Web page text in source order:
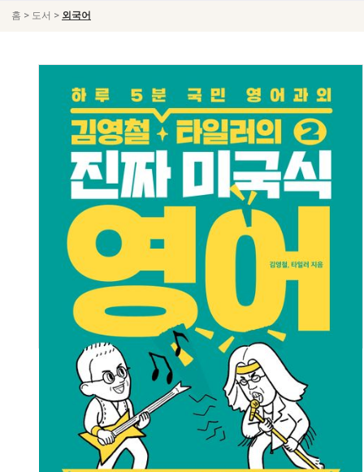
홈 > 도서 > 외국어